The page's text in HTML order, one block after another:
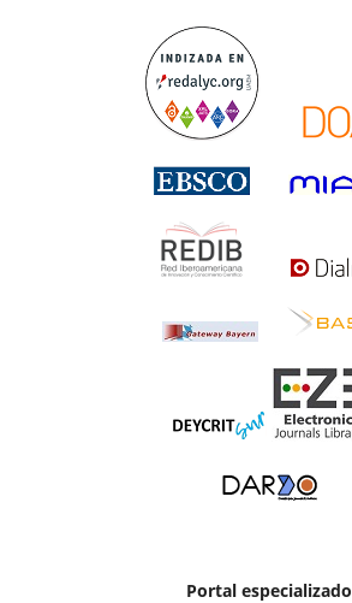
Portal especializado